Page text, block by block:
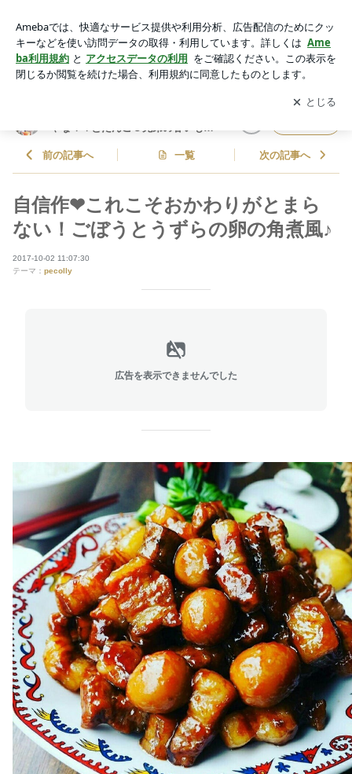
の角煮風♪ | しゃなママオフィシャルブログ「しゃなママとだ
んご３兄弟の甘いもの日記」Powered by Ameba
アプリをダウンロードして ブログの更新通知
を受け取りまし
ょう。
開く
ゃなママとだんご３兄弟の甘いもの
前の記事へ 一覧 次の記事へ
自信作❤これこそおかわりがとまら
ない！ごぼうとうずらの卵の角煮風♪
2017-10-02 11:07:30
テーマ： pecolly
広告を表示できませんでした